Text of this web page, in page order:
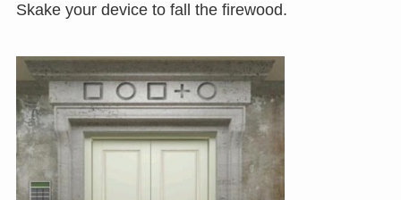
Skake your device to fall the firewood.